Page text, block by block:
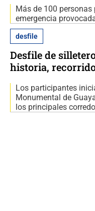
Más de 100
emergencia
desfile
Desfile de
historia,
Los participantes
Monumental de
los principales